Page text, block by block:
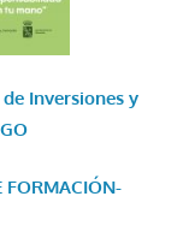
Inversiones y
FORMACIÓN-